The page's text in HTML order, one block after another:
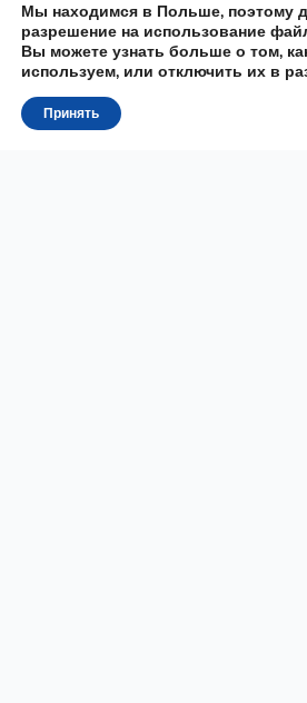
Мы находимся в Польше, поэтому
разрешение на использование
Вы можете узнать больше о том,
используем, или отключить их в
Принять